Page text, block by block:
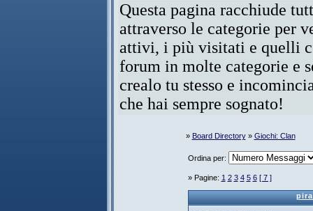
Questa pagina racchiude
attraverso le categorie per
attivi, i più visitati e quelli
forum in molte categorie e
crealo tu stesso e
che hai sempre sognato!
» Board Directory» Giochi: Clan
Ordina per:
» Pagine: 1 2 3 4 5 6 [ 7 ]